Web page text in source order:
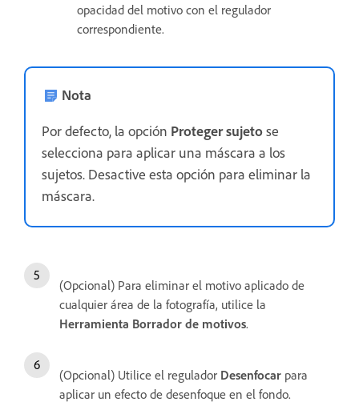
opacidad del motivo con el regulador
correspondiente.
Nota
Por defecto, la opción Proteger sujetose
selecciona para aplicar una máscara a los
sujetos. Desactive esta opción para eliminar la
máscara.
(Opcional) Para eliminar el motivo aplicado de
cualquier área de la fotografía, utilice la
Herramienta Borrador de motivos.
(Opcional) Utilice el regulador Desenfocar para
aplicar un efecto de desenfoque en el fondo.